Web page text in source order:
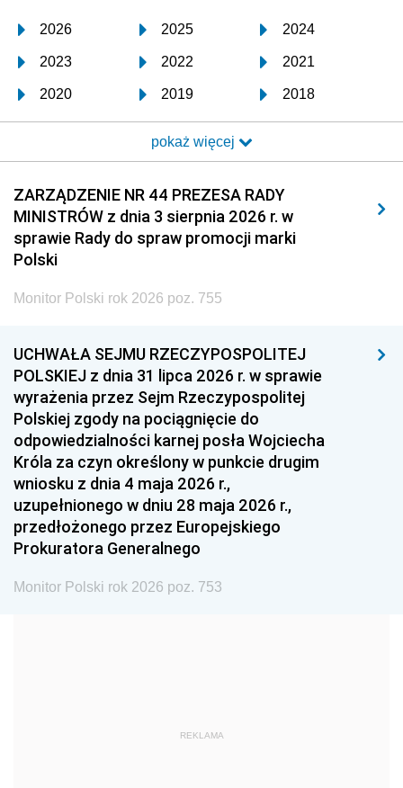
2026 2025 2024
2023 2022 2021
2020 2019 2018
2017 2016 2015
2014 2013 2012
2011 2010 2009
2008 2007 2006
2005
1996 1995 1994
1993 1992 1991
1990 1989
1987 1986 1985
1984 1983
1981 1980 1979
1978 1977
1975 1974
1959
pokaż więcej
ZARZĄDZENIE NR 44 PREZESA RADY
MINISTRÓW z dnia 3 sierpnia 2026 r. w
sprawie Rady do spraw promocji marki
Polski
Monitor Polski rok 2026 poz. 755
UCHWAŁA SEJMU RZECZYPOSPOLITEJ
POLSKIEJ z dnia 31 lipca 2026 r. w sprawie
wyrażenia przez Sejm Rzeczypospolitej
Polskiej zgody na pociągnięcie do
odpowiedzialności karnej posła Wojciecha
Króla za czyn określony w punkcie drugim
wniosku z dnia 4 maja 2026 r.,
uzupełnionego w dniu 28 maja 2026 r.,
przedłożonego przez Europejskiego
Prokuratora Generalnego
Monitor Polski rok 2026 poz. 753
REKLAMA